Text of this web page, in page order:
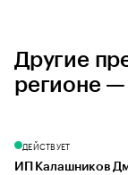
Другие
регионе —
ДЕЙСТВУЕТ
ИП Калашников